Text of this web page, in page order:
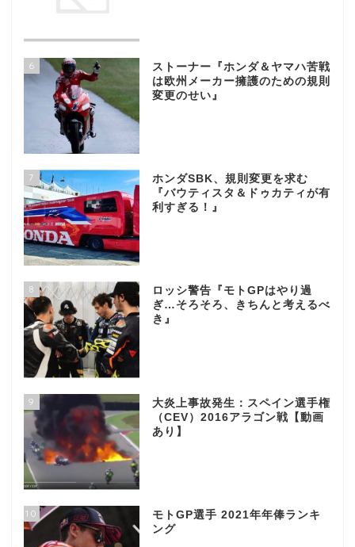
6
ストーナー『ホンダ＆ヤマハ苦戦
は欧州メーカー擁護のための規則
変更のせい』
7
ホンダSBK、規則変更を求む
『バウティスタ＆ドゥカティが有
利すぎる！』
8
ロッシ警告『モトGPはやり過
ぎ…そろそろ、きちんと考えるべ
き』
9
大炎上事故発生：スペイン選手権
（CEV）2016アラゴン戦【動画
あり】
10
モトGP選手 2021年年俸ランキ
ング